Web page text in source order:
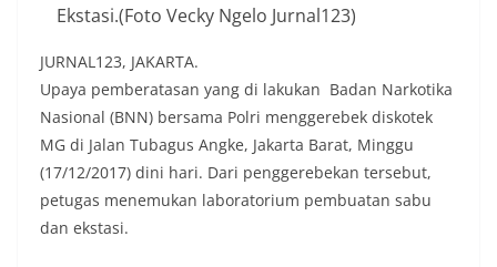
Ekstasi.(Foto Vecky Ngelo Jurnal123)
JURNAL123, JAKARTA.
Upaya pemberatasan yang di lakukan Badan Narkotika
Nasional (BNN) bersama Polri menggerebek diskotek
MG di Jalan Tubagus Angke, Jakarta Barat, Minggu
(17/12/2017) dini hari. Dari penggerebekan tersebut,
petugas menemukan laboratorium pembuatan sabu
dan ekstasi.